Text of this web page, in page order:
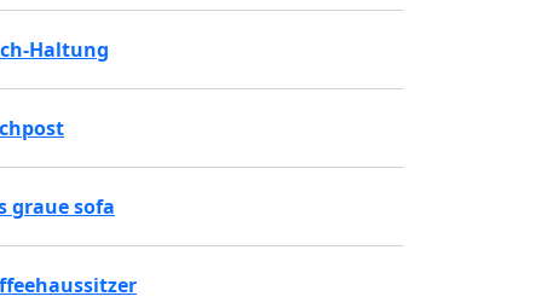
Haltung
graue sofa